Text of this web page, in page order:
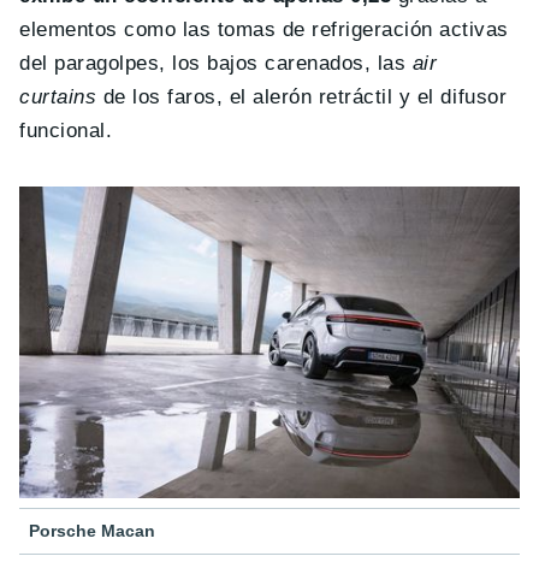
elementos como las tomas de refrigeración activas
del paragolpes, los bajos carenados, las air
curtains de los faros, el alerón retráctil y el difusor
funcional.
Porsche Macan